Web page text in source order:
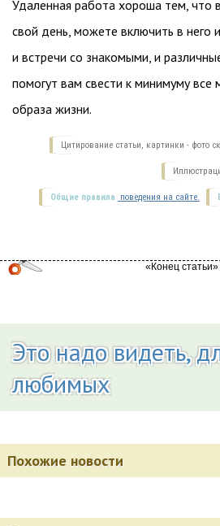
Удаленная работа хороша тем, что
свой день, можете включить в него и
и встречи со знакомыми, и
помогут вам свести к минимуму все
образа жизни.
Цитирование статьи, картинки - фото
Общие правила поведения на сайте.
Это надо видеть,
любимых
Похожие новости